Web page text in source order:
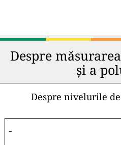
Despre
și a
Despre nivelurile
-